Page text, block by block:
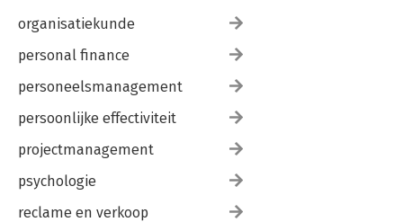
organisatiekunde
personal finance
personeelsmanagement
persoonlijke effectiviteit
projectmanagement
psychologie
reclame en verkoop